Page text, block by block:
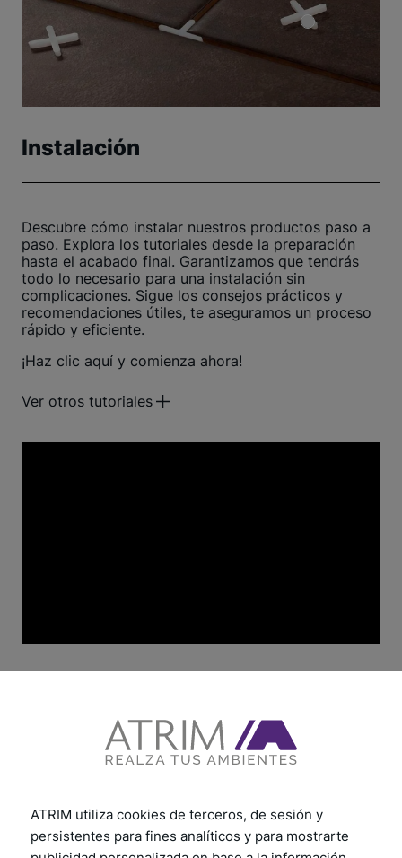
Instalación
Descubre cómo instalar nuestros productos paso a
paso. Explora los tutoriales desde la preparación
hasta el acabado final. Garantizamos que tendrás
todo lo necesario para una instalación sin
complicaciones. Sigue los consejos prácticos y
recomendaciones útiles, te aseguramos un proceso
rápido y eficiente.
¡Haz clic aquí y comienza ahora!
Ver otros tutoriales
ATRIM utiliza cookies de terceros, de sesión y
persistentes para fines analíticos y para mostrarte